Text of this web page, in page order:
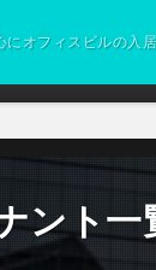
にオフィスビルの入
ント一